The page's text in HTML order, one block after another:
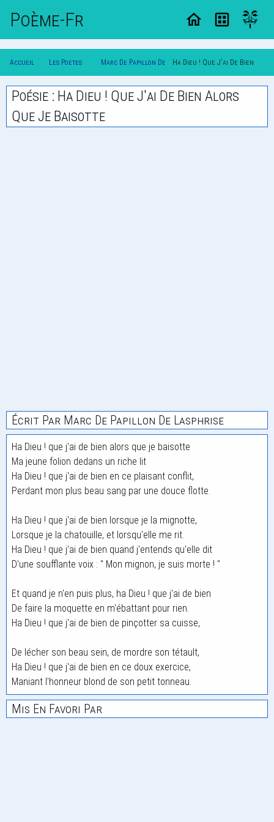
Poème-Fr
Accueil
Poesie
Les Poetes
Classique
Marc De Papillon De
Lasphrise
Ha Dieu ! Que J'ai De Bien
Alors Que Je Baisotte
Poésie : Ha Dieu ! Que J'ai De Bien Alors
Que Je Baisotte
Écrit Par Marc De Papillon De Lasphrise
Ha Dieu ! que j'ai de bien alors que je baisotte
Ma jeune folion dedans un riche lit
Ha Dieu ! que j'ai de bien en ce plaisant conflit,
Perdant mon plus beau sang par une douce flotte.
Ha Dieu ! que j'ai de bien lorsque je la mignotte,
Lorsque je la chatouille, et lorsqu'elle me rit.
Ha Dieu ! que j'ai de bien quand j'entends qu'elle dit
D'une soufflante voix : " Mon mignon, je suis morte ! "
Et quand je n'en puis plus, ha Dieu ! que j'ai de bien
De faire la moquette en m'ébattant pour rien.
Ha Dieu ! que j'ai de bien de pinçotter sa cuisse,
De lécher son beau sein, de mordre son tétault,
Ha Dieu ! que j'ai de bien en ce doux exercice,
Maniant l'honneur blond de son petit tonneau.
Mis En Favori Par